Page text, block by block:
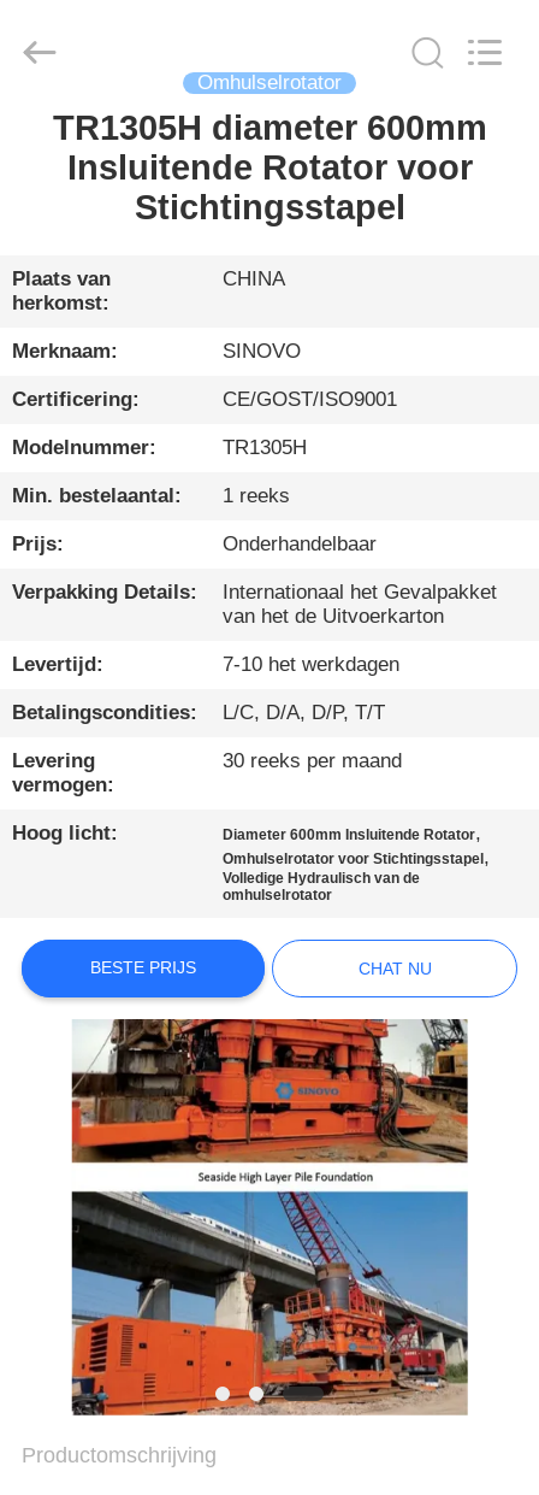
HUIS
PRODUCTEN
VR-
SHOW
ONGEVEER
ONS
FABRIEKSREIS
KWALITEITSCONTROLE
CONTACTEER
ONS
CHAT
NU
NEWS
SITEMAP
PRIVACYBELEID
Heavy
Industry
Reserved.
Omhulselrotator
TR1305H diameter 600mm
Insluitende Rotator voor
Stichtingsstapel
Plaats van
herkomst:
CHINA
Merknaam: SINOVO
Certificering: CE/GOST/ISO9001
Modelnummer: TR1305H
Min. bestelaantal: 1 reeks
Prijs: Onderhandelbaar
Verpakking Details:
Internationaal het Gevalpakket
van het de Uitvoerkarton
Levertijd: 7-10 het werkdagen
Betalingscondities: L/C, D/A, D/P, T/T
Levering
vermogen:
30 reeks per maand
Hoog licht: Diameter 600mm Insluitende Rotator,
Omhulselrotator voor Stichtingsstapel ,
Volledige Hydraulisch van de
omhulselrotator
BESTE PRIJS CHAT NU
Productomschrijving